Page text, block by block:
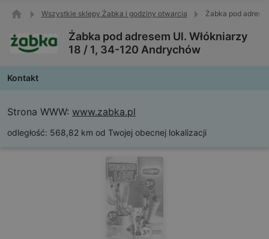
Wszystkie sklepy Żabka i godziny otwarcia Żabka pod
Żabka pod adresem Ul. Włókniarzy
18 / 1, 34-120 Andrychów
Kontakt
Strona WWW: www.zabka.pl
odległość: 568,82 km od Twojej obecnej lokalizacji